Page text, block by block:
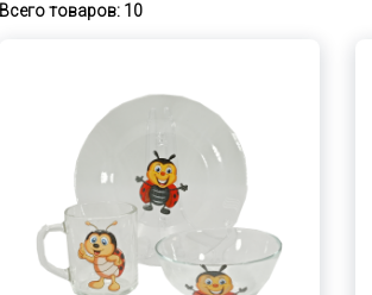
Всего товаров: 10